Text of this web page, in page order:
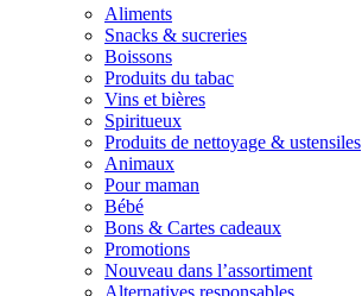
Aliments
Snacks & sucreries
Boissons
Produits du tabac
Vins et bières
Spiritueux
Produits de nettoyage & ustensiles
Animaux
Pour maman
Bébé
Bons & Cartes cadeaux
Promotions
Nouveau dans l’assortiment
Alternatives responsables